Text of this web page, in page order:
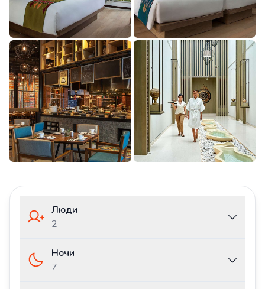
Люди
2
Ночи
7